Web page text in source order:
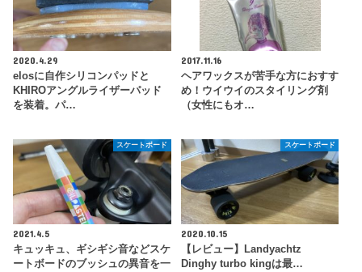
2020.4.29
elosに自作シリコンパッドと
KHIROアングルライザーパッド
を装着。パ…
2017.11.16
ヘアワックスが苦手な方におすす
め！ウイウイのスタイリング剤
（女性にもオ…
スケートボード
2021.4.5
キュッキュ、ギシギシ音などスケ
ートボードのブッシュの異音を一
スケートボード
2020.10.15
【レビュー】Landyachtz
Dinghy turbo kingは最…